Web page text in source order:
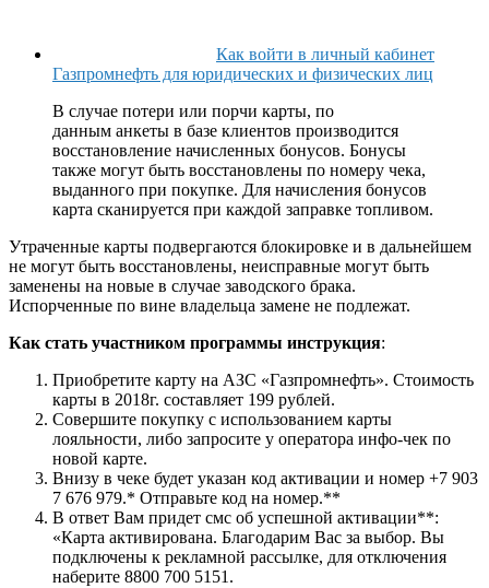
Как войти в личный кабинет
Газпромнефть для юридических и физических лиц
В случае потери или порчи карты, по
данным анкеты в базе клиентов производится
восстановление начисленных бонусов. Бонусы
также могут быть восстановлены по номеру чека,
выданного при покупке. Для начисления бонусов
карта сканируется при каждой заправке топливом.
Утраченные карты подвергаются блокировке и в дальнейшем
не могут быть восстановлены, неисправные могут быть
заменены на новые в случае заводского брака.
Испорченные по вине владельца замене не подлежат.
Как стать участником программы инструкция:
Приобретите карту на АЗС «Газпромнефть». Стоимость
карты в 2018г. составляет 199 рублей.
Совершите покупку с использованием карты
лояльности, либо запросите у оператора инфо-чек по
новой карте.
Внизу в чеке будет указан код активации и номер +7 903
7 676 979.* Отправьте код на номер.**
В ответ Вам придет смс об успешной активации**:
«Карта активирована. Благодарим Вас за выбор. Вы
подключены к рекламной рассылке, для отключения
наберите 8800 700 5151.